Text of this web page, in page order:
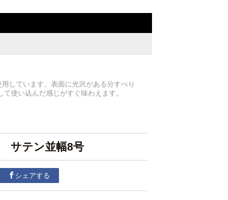
しています。表面に光沢がある分すべり
使い込んだ感じがすぐ味わえます。
サテン並幅8号
シェアする